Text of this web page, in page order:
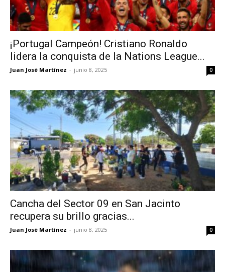
¡Portugal Campeón! Cristiano Ronaldo
lidera la conquista de la Nations League...
Juan José Martínez - junio 8, 2025 0
Cancha del Sector 09 en San Jacinto
recupera su brillo gracias...
Juan José Martínez - junio 8, 2025 0